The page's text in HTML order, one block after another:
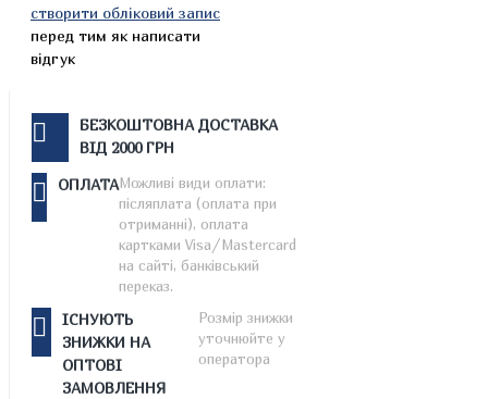
створити обліковий запис
перед тим як написати
відгук
БЕЗКОШТОВНА ДОСТАВКА
ВІД 2000 ГРН
ОПЛАТАМожливі види оплати:
післяплата (оплата при
отриманні), оплата
картками Visa/Mastercard
на сайті, банківський
переказ.
ІСНУЮТЬ
ЗНИЖКИ НА
ОПТОВІ
ЗАМОВЛЕННЯ
Розмір знижки
уточнюйте у
оператора